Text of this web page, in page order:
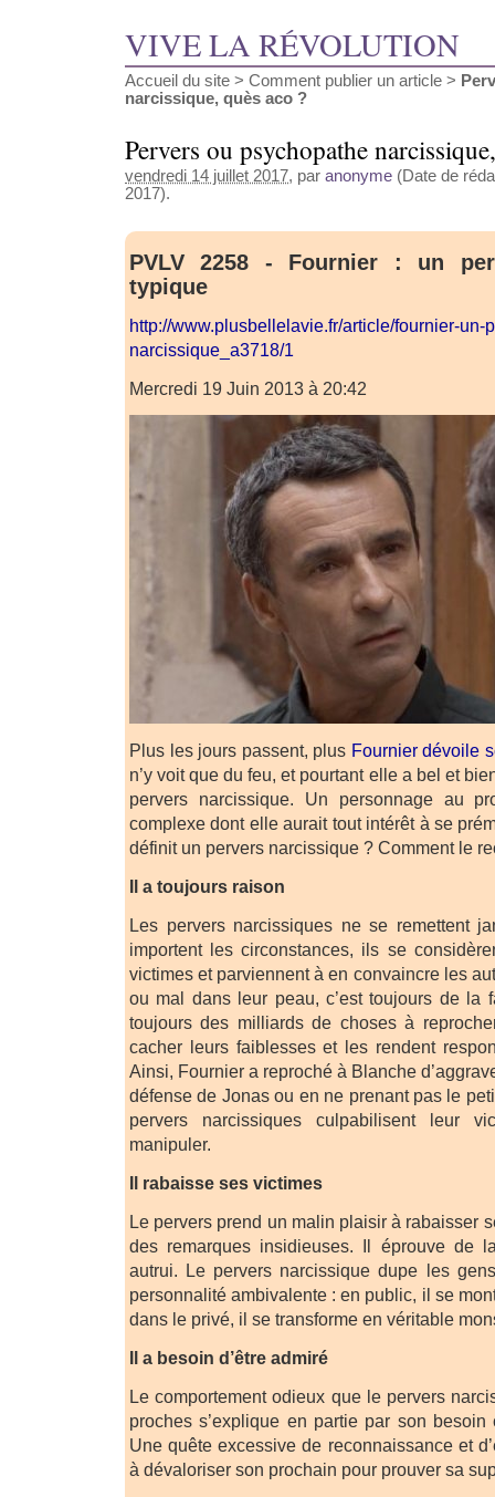
VIVE LA RÉVOLUTION
Accueil du site > Comment publier un article >
narcissique, quès aco ?
Pervers ou psychopathe
vendredi 14 juillet 2017, par anonyme (Date de
2017).
PVLV 2258 - Fournier : un
typique
http://www.plusbellelavie.fr/article/fournier-un-
narcissique_a3718/1
Mercredi 19 Juin 2013 à 20:42
Plus les jours passent, plus Fournier dévoile
n’y voit que du feu, et pourtant elle a bel et
pervers narcissique. Un personnage au
complexe dont elle aurait tout intérêt à se
définit un pervers narcissique ? Comment le
Il a toujours raison
Les pervers narcissiques ne se remettent
importent les circonstances, ils se
victimes et parviennent à en convaincre les
ou mal dans leur peau, c’est toujours de la
toujours des milliards de choses à
cacher leurs faiblesses et les rendent
Ainsi, Fournier a reproché à Blanche
défense de Jonas ou en ne prenant pas le
pervers narcissiques culpabilisent leur
manipuler.
Il rabaisse ses victimes
Le pervers prend un malin plaisir à rabaisser
des remarques insidieuses. Il éprouve de
autrui. Le pervers narcissique dupe les
personnalité ambivalente : en public, il se
dans le privé, il se transforme en véritable
Il a besoin d’être admiré
Le comportement odieux que le pervers
proches s’explique en partie par son besoin
Une quête excessive de reconnaissance et
à dévaloriser son prochain pour prouver sa